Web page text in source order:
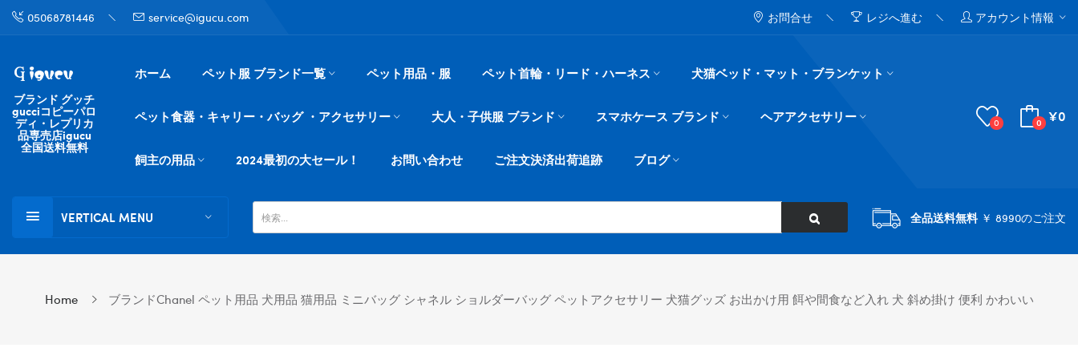
05068781446 service@igucu.com お問合せ レジへ進む アカウント情報
ブランド グッチ
gucciコピーパロ
ディ・レプリカ
品専売店igucu
全国送料無料
ホーム ペット服 ブランド一覧 ペット用品・服 ペット首輪・リード・ハーネス 犬猫ベッド・マット・ブランケット
ペット食器・キャリー・バッグ ・アクセサリー 大人・子供服 ブランド スマホケース ブランド ヘアアクセサリー
飼主の用品 2024最初の大セール！ お問い合わせ ご注文決済出荷追跡 ブログ
0 0 ¥0
VERTICAL MENU 全品送料無料￥ 8990のご注文
Home ブランドChanel ペット用品 犬用品 猫用品 ミニバッグ シャネル ショルダーバッグ ペットアクセサリー 犬猫グッズ お出かけ用 餌や間食など入れ 犬 斜め掛け 便利 かわいい